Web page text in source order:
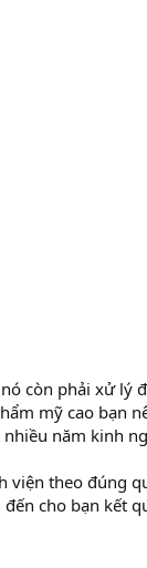
còn phải xử lý
mỹ cao bạn
năm kinh
viện theo đúng
cho bạn kết